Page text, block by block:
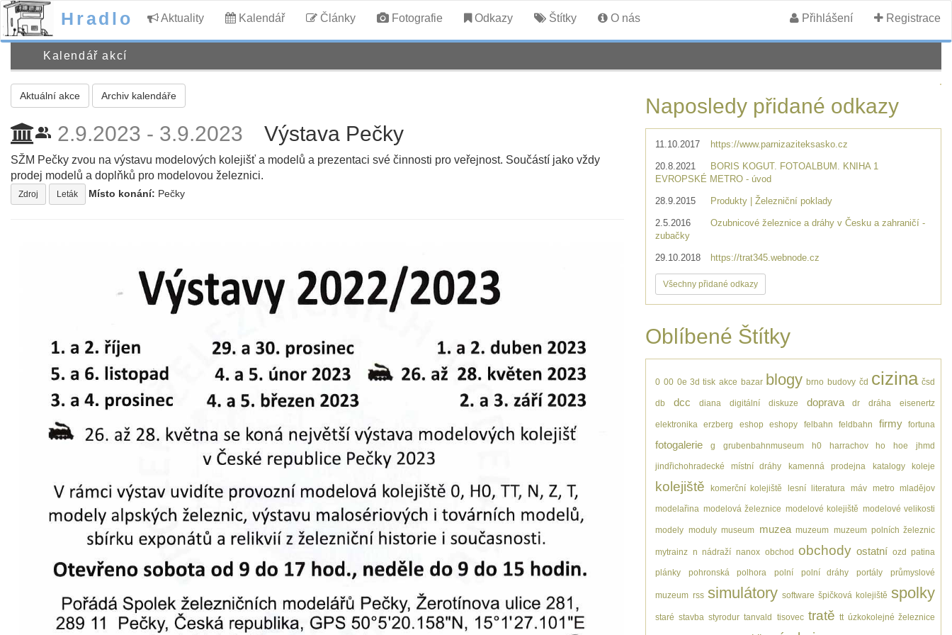
Hradlo Aktuality Kalendář Články Fotografie Odkazy Štítky O nás Přihlášení Registrace
Kalendář akcí
Aktuální akce Archiv kalendáře
people_alt 2.9.2023 - 3.9.2023 Výstava Pečky
SŽM Pečky zvou na výstavu modelových kolejišť a modelů a prezentaci své činnosti pro veřejnost. Součástí jako vždy
prodej modelů a doplňků pro modelovou železnici.
Zdroj Leták Místo konání: Pečky
Naposledy přidané odkazy
11.10.2017 https://www.parnizaziteksasko.cz
20.8.2021
BORIS KOGUT. FOTOALBUM. KNIHA 1
EVROPSKÉ METRO - úvod
28.9.2015 Produkty | Železniční poklady
2.5.2016
Ozubnicové železnice a dráhy v Česku a zahraničí -
zubačky
29.10.2018 https://trat345.webnode.cz
Všechny přidané odkazy
Oblíbené Štítky
0 00 0e 3d tisk akce bazar blogy brno budovy čd cizina čsd
db dcc diana digitální diskuze doprava dr dráha eisenertz
elektronika erzberg eshop eshopy felbahn feldbahn firmy fortuna
fotogalerie g grubenbahnmuseum h0 harrachov ho hoe jhmd
jindřichohradecké místní dráhy kamenná prodejna katalogy koleje
kolejiště komerční kolejiště lesní literatura máv metro mladějov
modelařina modelová železnice modelové kolejiště modelové velikosti
modely moduly museum muzea muzeum muzeum polních železnic
mytrainz n nádraží nanox obchod obchody ostatní ozd patina
plánky pohronská polhora polní polní dráhy portály průmyslové
muzeum rss simulátory software špičková kolejiště spolky
staré stavba styrodur tanvald tisovec tratě tt úzkokolejné železnice